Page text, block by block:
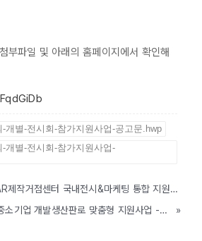
부파일 및 아래의 홈페이지에서 확인해
개별-전시회-참가지원사업-공고문.hwp
개별-전시회-참가지원사업-
[모집공고] 전북VR‧AR제작거점센터 국내전시&마케팅 통합 지원 모집공고(~6/30)
[지원사업] [남부권역] 중소기업 개발생산판로 맞춤형 지원사업 - 4차 (~6/19까지)
»